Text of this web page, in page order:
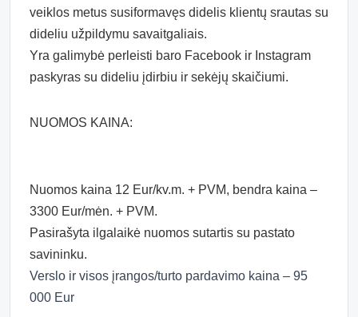
veiklos metus susiformavęs didelis klientų srautas su
dideliu užpildymu savaitgaliais.
Yra galimybė perleisti baro Facebook ir Instagram
paskyras su dideliu įdirbiu ir sekėjų skaičiumi.
NUOMOS KAINA:
Nuomos kaina 12 Eur/kv.m. + PVM, bendra kaina –
3300 Eur/mėn. + PVM.
Pasirašyta ilgalaikė nuomos sutartis su pastato
savininku.
Verslo ir visos įrangos/turto pardavimo kaina – 95
000 Eur